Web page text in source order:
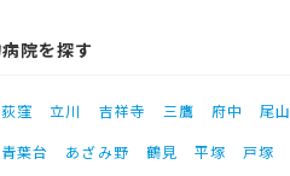
院を探す
荻窪 立川 吉祥寺 三鷹 府中 尾
青葉台 あざみ野 鶴見 平塚 戸塚